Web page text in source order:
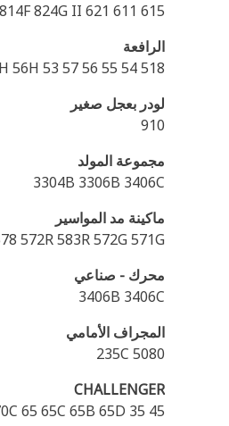
615 611 621 615C II 623B 623E 623F 621B 621E 621F 621S 613C II 615C 627B 627E 627F 814B 824G 824C 814F 824G II
الرافعة
518 54H 57H 56H 53 57 56 55 54
لودر بعجل صغير
910
مجموعة المولد
3304B 3306B 3406C
ماكينة مد المواسير
572R 583R 572G 571G
محرك - صناعي
3406B 3406C
المجراف الأمامي
5080 235C
CHALLENGER
65 65C 65B 65D 35 45